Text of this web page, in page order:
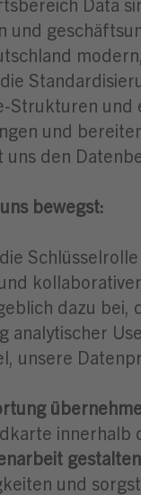
und
Strukturen und
und
uns den
bewegst:
dazu bei,
analytischer
unsere
innerhalb
gestalten
und